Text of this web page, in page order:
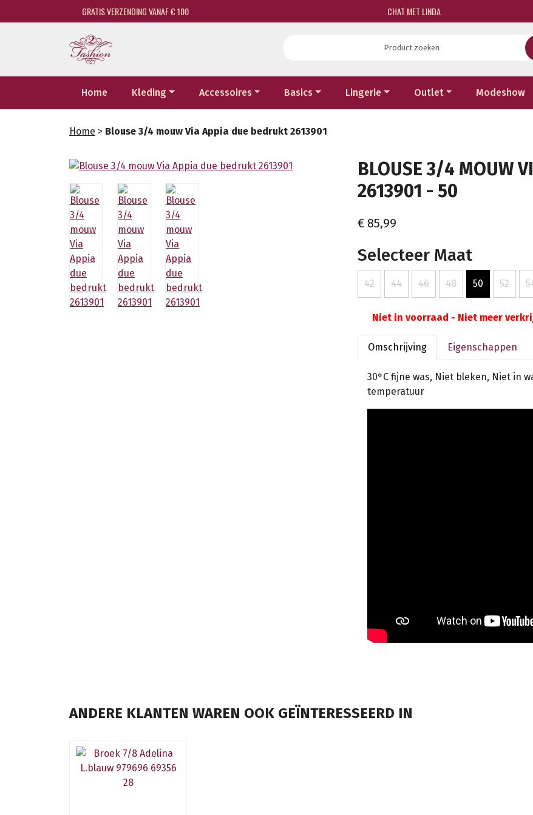
GRATIS VERZENDING VANAF € 100 CHAT MET LINDA
Home Kleding Accessoires Basics Lingerie Outlet Modeshow
Home > Blouse 3/4 mouw Via Appia due bedrukt 2613901
BLOUSE 3/4 MOUW
2613901 - 50
€ 85,99
Selecteer Maat
42 44 46 48 50 52
Niet in voorraad - Niet meer
Omschrijving Eigenschappen
30°C fijne was, Niet bleken, Niet in
temperatuur
ANDERE KLANTEN WAREN OOK GEÏNTERESSEERD IN